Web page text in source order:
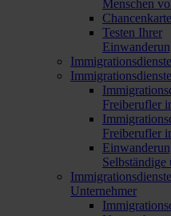
Menschen
Chancenkarte
Testen Ihrer
Freiberufler
Freiberufler
Unternehmer